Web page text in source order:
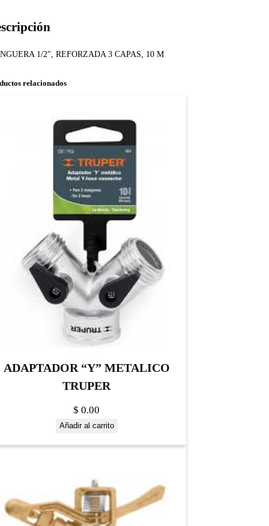
1/2″, REFORZADA 3 CAPAS, 10 M
relacionados
ADAPTADOR “Y” METALICO
TRUPER
$ 0.00
Añadir al carrito